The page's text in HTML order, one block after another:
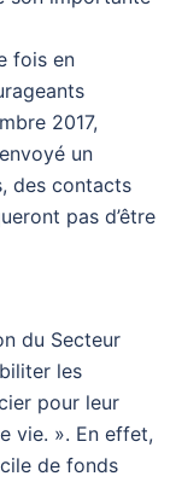
fois en
2017,
un
des contacts
pas d’être
du Secteur
les
pour leur
vie. ». En effet,
de fonds